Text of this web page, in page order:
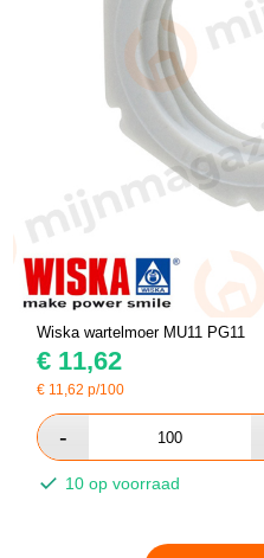
Wiska wartelmoer MU11 PG11
€ 11,62
€ 11,62 p/100
10 op voorraad